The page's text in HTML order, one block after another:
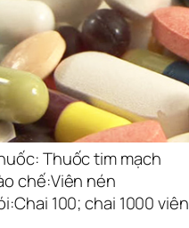
Thuốc tim mạch
chế:Viên nén
Chai 100; chai 1000 viên